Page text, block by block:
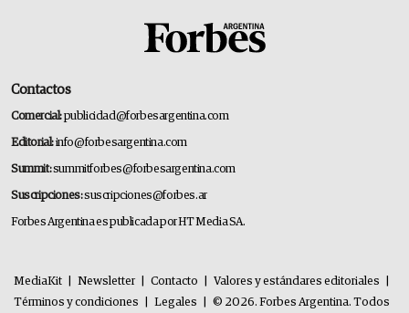
Contactos
Comercial:publicidad@forbesargentina.com
Editorial:info@forbesargentina.com
Summit:summitforbes@forbesargentina.com
Suscripciones:suscripciones@forbes.ar
Forbes Argentina es publicada por HT Media SA.
MediaKit Newsletter Contacto Valores y estándares editoriales
Términos y condiciones
Legales © 2026. Forbes Argentina. Todos